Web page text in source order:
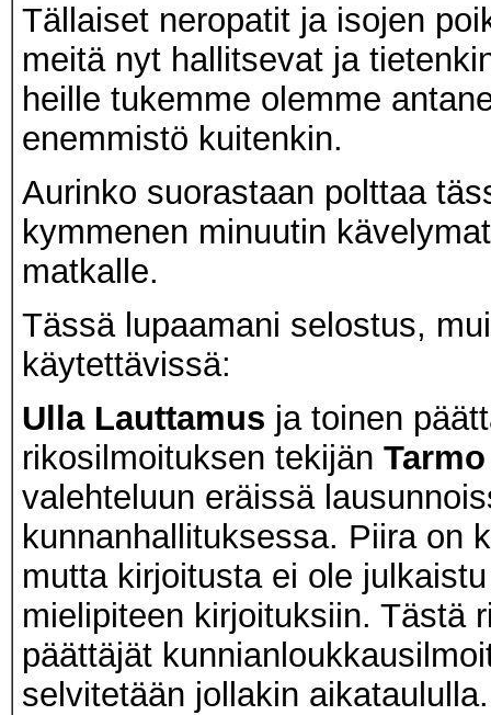
Tällaiset neropatit ja isojen
meitä nyt hallitsevat ja
heille tukemme olemme
enemmistö kuitenkin.
Aurinko suorastaan polttaa
kymmenen minuutin
matkalle.
Tässä lupaamani selostus,
käytettävissä:
Ulla Lauttamus ja toinen
rikosilmoituksen tekijän
valehteluun eräissä
kunnanhallituksessa. Piira on
mutta kirjoitusta ei ole
mielipiteen kirjoituksiin. Tästä
päättäjät
selvitetään jollakin aikataululla.